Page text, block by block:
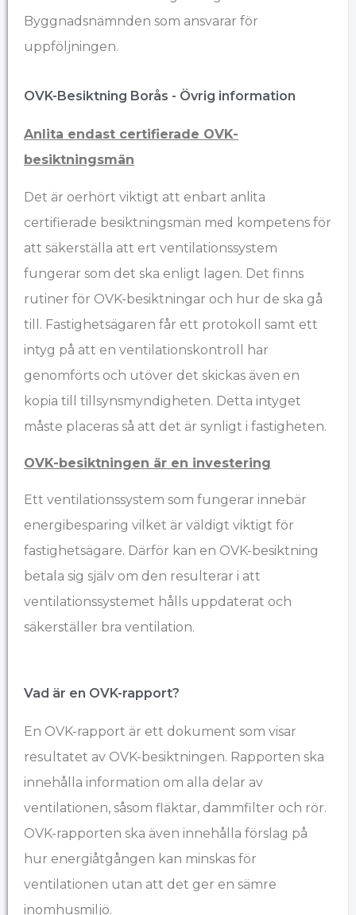
Byggnadsnämnden som ansvarar för
uppföljningen.
OVK-Besiktning Borås - Övrig information​
Anlita endast certifierade OVK-
besiktningsmän
Det är oerhört viktigt att enbart anlita
certifierade besiktningsmän med kompetens för
att säkerställa att ert ventilationssystem
fungerar som det ska enligt lagen. Det finns
rutiner för OVK-besiktningar och hur de ska gå
till. Fastighetsägaren får ett protokoll samt ett
intyg på att en ventilationskontroll har
genomförts och utöver det skickas även en
kopia till tillsynsmyndigheten. Detta intyget
måste placeras så att det är synligt i fastigheten.
OVK-besiktningen är en investering
Ett ventilationssystem som fungerar innebär
energibesparing vilket är väldigt viktigt för
fastighetsägare. Därför kan en OVK-besiktning
betala sig själv om den resulterar i att
ventilationssystemet hålls uppdaterat och
säkerställer bra ventilation.
Vad är en OVK-rapport?
En OVK-rapport är ett dokument som visar
resultatet av OVK-besiktningen. Rapporten ska
innehålla information om alla delar av
ventilationen, såsom fläktar, dammfilter och rör.
OVK-rapporten ska även innehålla förslag på
hur energiåtgången kan minskas för
ventilationen utan att det ger en sämre
inomhusmiljö.